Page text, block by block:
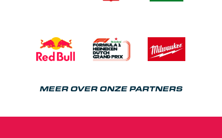
MEER OVER ONZE PARTNERS